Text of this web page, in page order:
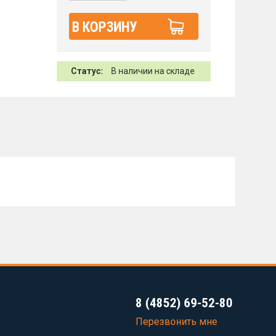
В КОРЗИНУ
Статус: В наличии на складе
8 (4852) 69-52-80
Перезвонить мне